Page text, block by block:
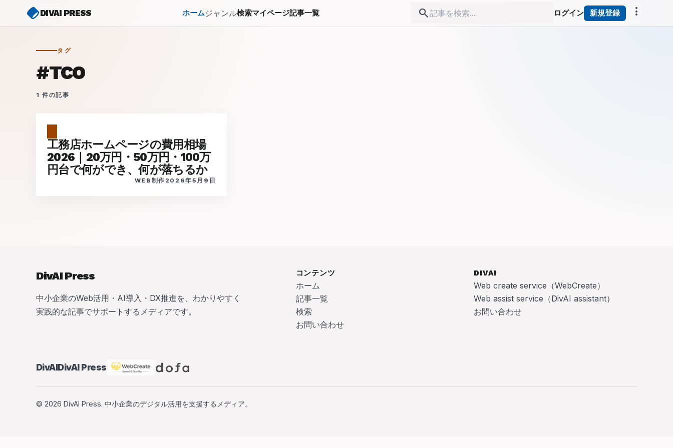
DIVAI PRESS ホームジャンル検索マイページ記事一覧 search ログイン 新規登録 more_vert
タグ
#TCO
1 件の記事
工務店ホームページの費用相場
2026｜20万円・50万円・100万
円台で何ができ、何が落ちるか
WEB制作 2026年5月9日
DivAI Press
中小企業のWeb活用・AI導入・DX推進を、わかりやすく
実践的な記事でサポートするメディアです。
コンテンツ
ホーム
記事一覧
検索
お問い合わせ
DIVAI
Web create service（WebCreate）
Web assist service（DivAI assistant）
お問い合わせ
DivAIDivAI Press
© 2026 DivAI Press. 中小企業のデジタル活用を支援するメディア。